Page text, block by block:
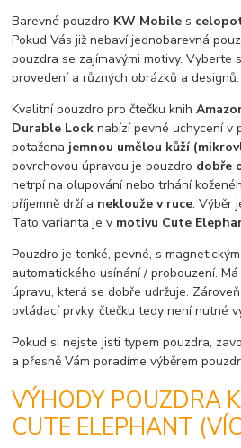
Barevné pouzdro KW Mobile s
Pokud Vás již nebaví jednobarevná
pouzdra se zajímavými motivy. Vyberte
provedení a různých obrázků a designů.
Kvalitní pouzdro pro čtečku knih
Durable Locknabízí pevné uchycení v
potažena jemnou umělou kůží
povrchovou úpravou je pouzdro dobře
netrpí na olupování nebo trhání
příjemně drží a neklouže v ruce. Výběr
Tato varianta je v motivu Cute
Pouzdro je tenké, pevné, s
automatického usínání / probouzení.
úpravu, která se dobře udržuje.
ovládací prvky, čtečku tedy není nutné
Pokud si nejste jisti typem pouzdra,
a přesně Vám poradíme výběrem
VÝHODY POUZDRA
CUTE ELEPHANT